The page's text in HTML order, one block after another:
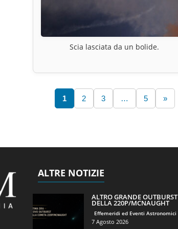
Scia lasciata da un bolide.
1 2 3 … 5 »
ALTRE NOTIZIE
ALTRO GRANDE OUTBURST
DELLA 220P/MCNAUGHT
Effemeridi ed Eventi Astronomici
7 Agosto 2026